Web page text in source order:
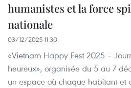
humanistes et la force
nationale
03/12/2025 11:30
«Vietnam Happy Fest 2025 –
heureux», organisée du 5 au 7
un espace où chaque habitant et